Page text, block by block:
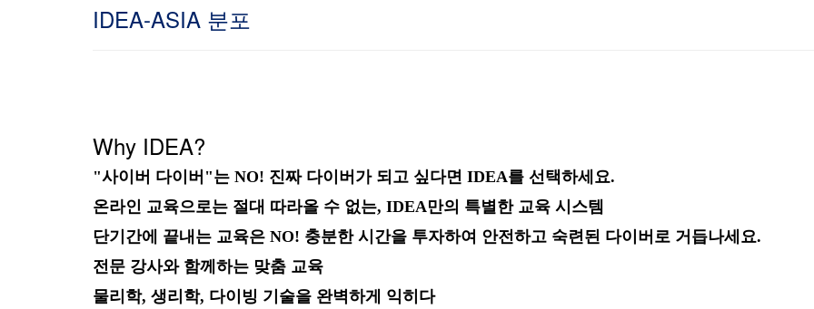
IDEA-ASIA 분포
Why IDEA?
"사이버 다이버"는 NO! 진짜 다이버가 되고 싶다면 IDEA를 선택하세요.
온라인 교육으로는 절대 따라올 수 없는, IDEA만의 특별한 교육 시스템
단기간에 끝내는 교육은 NO! 충분한 시간을 투자하여 안전하고 숙련된 다이버로 거듭나세요.
전문 강사와 함께하는 맞춤 교육
물리학, 생리학, 다이빙 기술을 완벽하게 익히다